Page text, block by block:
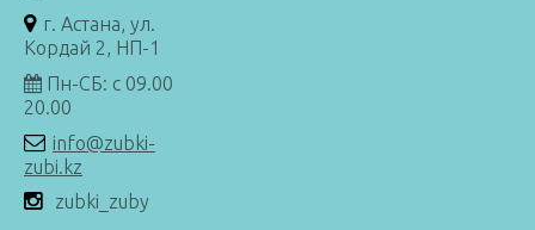
г. Астана, ул.
Кордай 2, НП-1
Пн-СБ: с 09.00
20.00
info@zubki-
zubi.kz
zubki_zuby